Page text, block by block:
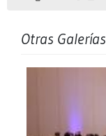
Otras Galerías